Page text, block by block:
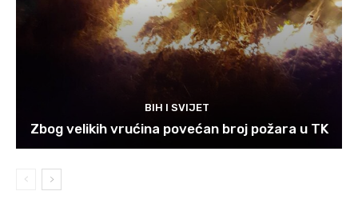
BIH I SVIJET
Zbog velikih vrućina povećan broj požara u TK